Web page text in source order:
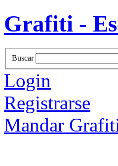
Grafiti -
Buscar
Login
Registrarse
Mandar